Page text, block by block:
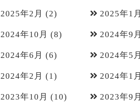
2025年2月 (2) 2025年1月
2024年10月 (8) 2024年9月
2024年6月 (6) 2024年5月
2024年2月 (1) 2024年1月
2023年10月 (10) 2023年9月